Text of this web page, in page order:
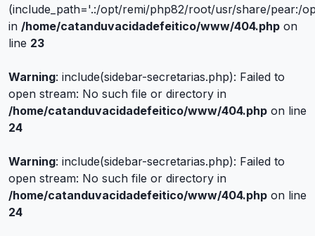
(include_path='.:/opt/remi/php82/root/usr/share/pear:/
in /home/catanduvacidadefeitico/www/404.php on
line 23
Warning: include(sidebar-secretarias.php): Failed to
open stream: No such file or directory in
/home/catanduvacidadefeitico/www/404.php on line
24
Warning: include(sidebar-secretarias.php): Failed to
open stream: No such file or directory in
/home/catanduvacidadefeitico/www/404.php on line
24